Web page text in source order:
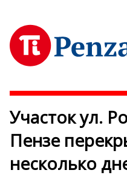
Участок ул.
Пензе
несколько